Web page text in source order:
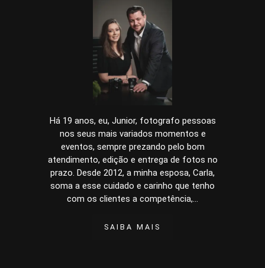
Há 19 anos, eu, Junior, fotografo pessoas
nos seus mais variados momentos e
eventos, sempre prezando pelo bom
atendimento, edição e entrega de fotos no
prazo. Desde 2012, a minha esposa, Carla,
soma a esse cuidado e carinho que tenho
com os clientes a competência,...
SAIBA MAIS